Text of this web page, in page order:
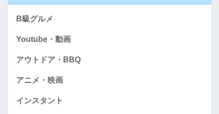
B級グルメ
Youtube・動画
アウトドア・BBQ
アニメ・映画
インスタント